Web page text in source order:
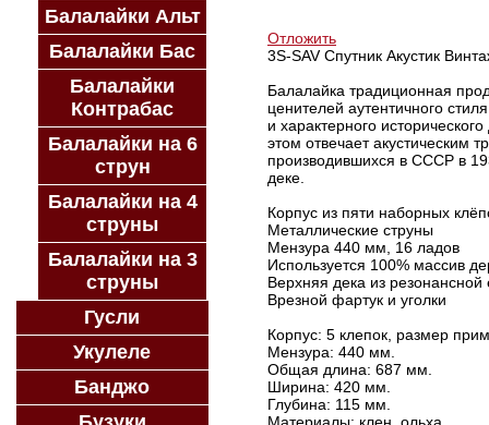
Отложить
3S-SAV Спутник Акустик
Балалайка традиционная
ценителей аутентичного
и характерного
этом отвечает акустическим
производившихся в СССР в
деке.
Корпус из пяти наборных
Металлические струны
Мензура 440 мм, 16 ладов
Используется 100% массив
Верхняя дека из резонансной
Врезной фартук и уголки
Корпус: 5 клепок, размер
Мензура: 440 мм.
Общая длина: 687 мм.
Ширина: 420 мм.
Глубина: 115 мм.
Балалайки Альт
Балалайки Бас
Балалайки
Контрабас
Балалайки на 6
струн
Балалайки на 4
струны
Балалайки на 3
струны
Гусли
Укулеле
Банджо